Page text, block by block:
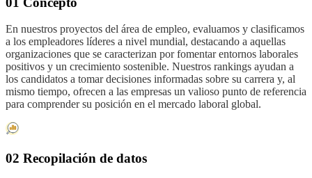
En nuestros proyectos del área de empleo, evaluamos y clasificamos
a los empleadores líderes a nivel mundial, destacando a aquellas
organizaciones que se caracterizan por fomentar entornos laborales
positivos y un crecimiento sostenible. Nuestros rankings ayudan a
los candidatos a tomar decisiones informadas sobre su carrera y, al
mismo tiempo, ofrecen a las empresas un valioso punto de referencia
para comprender su posición en el mercado laboral global.
02 Recopilación de datos